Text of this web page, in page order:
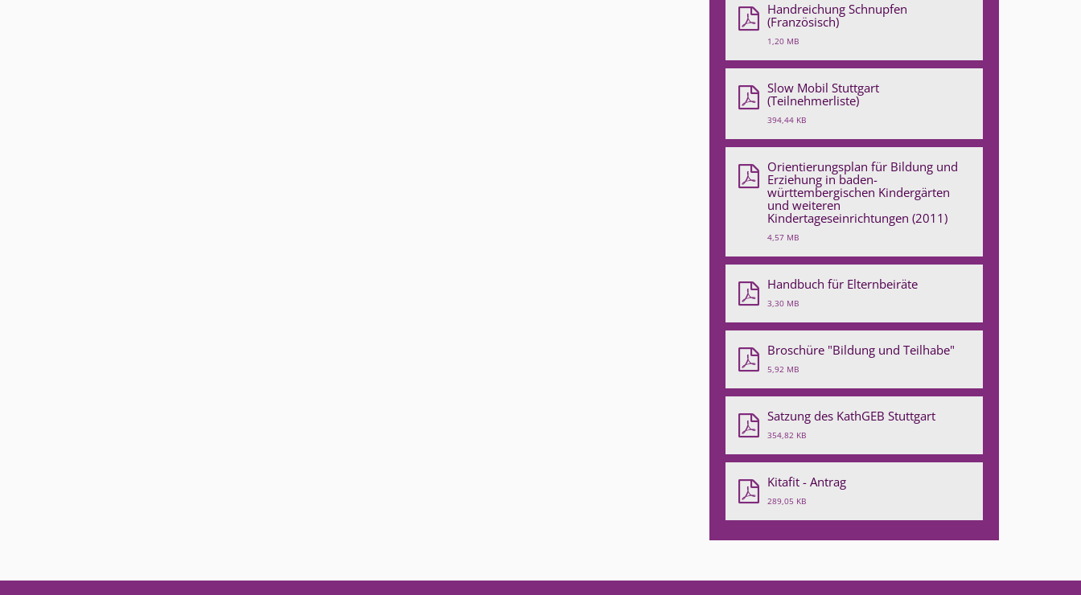
Handreichung Schnupfen
(Französisch)
1,20 MB
Slow Mobil Stuttgart
(Teilnehmerliste)
394,44 KB
Orientierungsplan für Bildung und
Erziehung in baden-
württembergischen Kindergärten
und weiteren
Kindertageseinrichtungen (2011)
4,57 MB
Handbuch für Elternbeiräte
3,30 MB
Broschüre "Bildung und Teilhabe"
5,92 MB
Satzung des KathGEB Stuttgart
354,82 KB
Kitafit - Antrag
289,05 KB